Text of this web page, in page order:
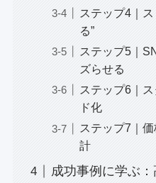
ステップ4｜
る”
ステップ5｜
ズらせる
ステップ6｜
ド化
ステップ7｜
計
成功事例に学ぶ